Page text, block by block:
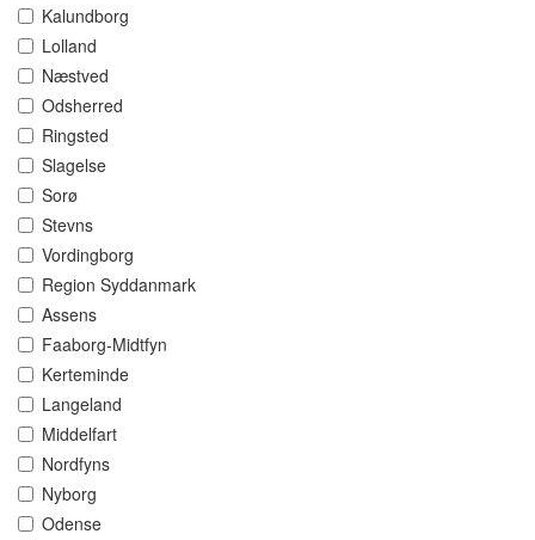
Kalundborg
Lolland
Næstved
Odsherred
Ringsted
Slagelse
Sorø
Stevns
Vordingborg
Region Syddanmark
Assens
Faaborg-Midtfyn
Kerteminde
Langeland
Middelfart
Nordfyns
Nyborg
Odense